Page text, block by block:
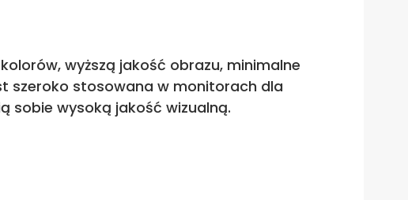
wyższą jakość obrazu, minimalne
szeroko stosowana w monitorach dla
sobie wysoką jakość wizualną.